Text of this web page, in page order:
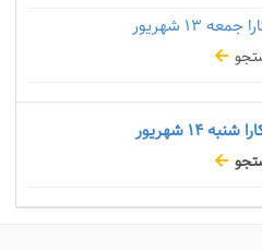
جمعه
شنبه